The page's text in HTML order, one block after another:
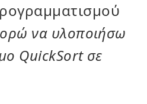
να υλοποιήσω
QuickSort σε